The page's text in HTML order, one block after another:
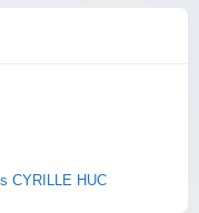
CYRILLE HUC